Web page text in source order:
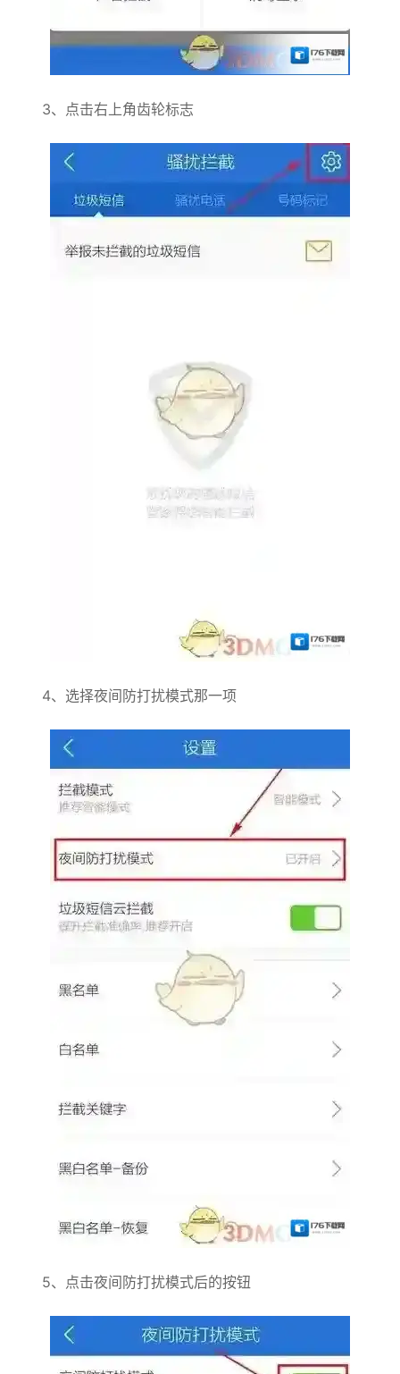
3、点击右上角齿轮标志
4、选择夜间防打扰模式那一项
5、点击夜间防打扰模式后的按钮